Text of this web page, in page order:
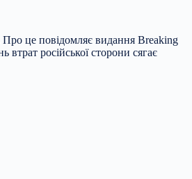
Про це повідомляє видання Breaking
втрат російської сторони сягає